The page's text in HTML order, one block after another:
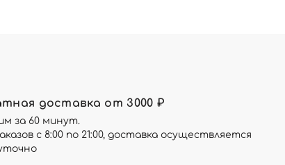
доставка от 3000 ₽
за 60 минут.
с 8:00 по 21:00, доставка осуществляется